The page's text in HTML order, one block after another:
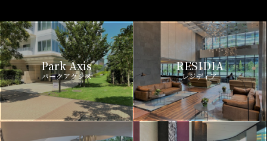
Park Axis
パークアクシス
RESIDIA
レジディア